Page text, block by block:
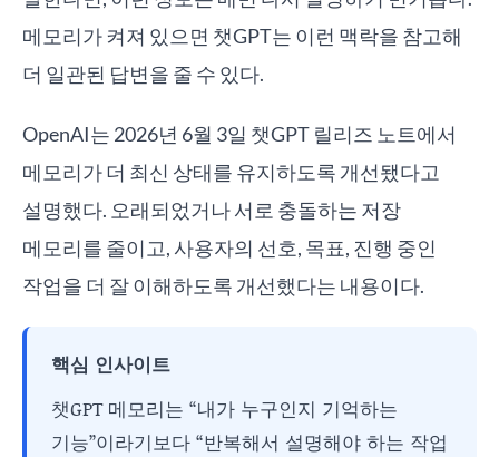
메모리가 켜져 있으면 챗GPT는 이런 맥락을 참고해
더 일관된 답변을 줄 수 있다.
OpenAI는 2026년 6월 3일 챗GPT 릴리즈 노트에서
메모리가 더 최신 상태를 유지하도록 개선됐다고
설명했다. 오래되었거나 서로 충돌하는 저장
메모리를 줄이고, 사용자의 선호, 목표, 진행 중인
작업을 더 잘 이해하도록 개선했다는 내용이다.
핵심 인사이트
챗GPT 메모리는 “내가 누구인지 기억하는
기능”이라기보다 “반복해서 설명해야 하는 작업